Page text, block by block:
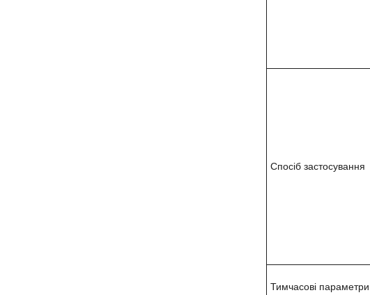
Спосіб застосування
Тимчасові параметри